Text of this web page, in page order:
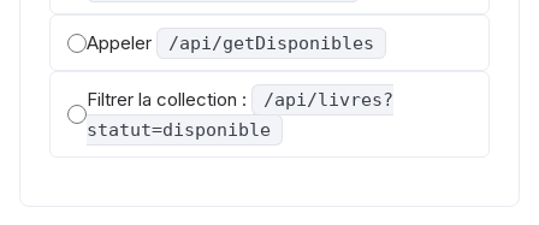
Appeler /api/getDisponibles
Filtrer la collection :
/api/livres?
statut=disponible